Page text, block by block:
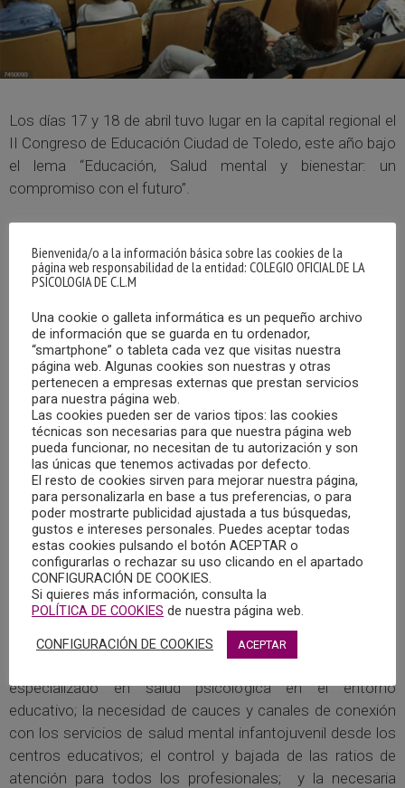
Los días 17 y 18 de abril tuvo lugar en la capital regional el
II Congreso de Educación Ciudad de Toledo, este año bajo
el lema “Educación, Salud mental y bienestar: un
compromiso con el futuro”.
asistió, en representación del Colegio Oficial de Psicología
de Castilla-La Mancha, la vicedecana, Olga Moraga
la selección de ponentes y contenidos del congreso.
El congreso, que se llevó a cabo en la “Sala de Envases de
Cartón” del Campus de la Fábrica de Armas de la
Universidad de Castilla-La Mancha, en Toledo, fue
inaugurado por el Alcalde de Toledo, Carlos Velázquez
Romo; el Concejal de Educación y Servicios Educativos,
Daniel Morcillo Sandaza; y la vicedecana de Coordinación
de las Enseñanzas y Calidad de la Universidad de Castilla-
La Mancha, Purificación Cruz; siendo un éxito de
convocatoria y asistencia, con ponentes de primera línea y
expertos en la temática de este año.
Algunas de las conclusiones del congreso han sido el
desafío en las aulas que suponen los problemas de salud
psicológica del alumnado; la falta de personal
especializado en salud psicológica en el entorno
educativo; la necesidad de cauces y canales de conexión
con los servicios de salud mental infantojuvenil desde los
centros educativos; el control y bajada de las ratios de
atención para todos los profesionales; y la necesaria
Bienvenida/o a la información básica sobre las cookies de la
página web responsabilidad de la entidad: COLEGIO OFICIAL DE LA
PSICOLOGIA DE C.L.M
Una cookie o galleta informática es un pequeño archivo
de información que se guarda en tu ordenador,
“smartphone” o tableta cada vez que visitas nuestra
página web. Algunas cookies son nuestras y otras
pertenecen a empresas externas que prestan servicios
para nuestra página web.
Las cookies pueden ser de varios tipos: las cookies
técnicas son necesarias para que nuestra página web
pueda funcionar, no necesitan de tu autorización y son
las únicas que tenemos activadas por defecto.
El resto de cookies sirven para mejorar nuestra página,
para personalizarla en base a tus preferencias, o para
poder mostrarte publicidad ajustada a tus búsquedas,
gustos e intereses personales. Puedes aceptar todas
estas cookies pulsando el botón ACEPTAR o
configurarlas o rechazar su uso clicando en el apartado
CONFIGURACIÓN DE COOKIES.
Si quieres más información, consulta la
POLÍTICA DE COOKIES de nuestra página web.
CONFIGURACIÓN DE COOKIES ACEPTAR